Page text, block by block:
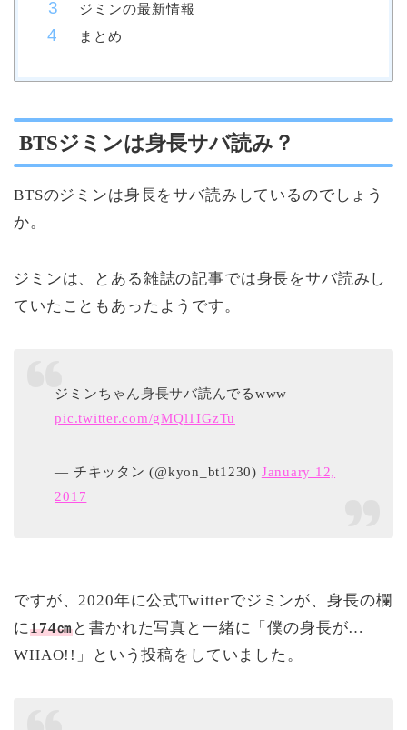
ジミンの最新情報
まとめ
BTSジミンは身長サバ読み？
BTSのジミンは身長をサバ読みしているのでしょう
か。
ジミンは、とある雑誌の記事では身長をサバ読みし
ていたこともあったようです。
ジミンちゃん身長サバ読んでるwww
pic.twitter.com/gMQl1IGzTu
— チキッタン (@kyon_bt1230) January 12,
2017
ですが、2020年に公式Twitterでジミンが、身長の欄
に174㎝と書かれた写真と一緒に「僕の身長が…
WHAO!!」という投稿をしていました。